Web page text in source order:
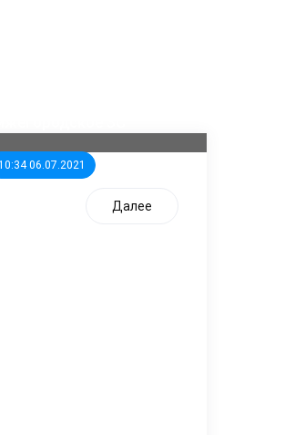
06.07.2021
Далее